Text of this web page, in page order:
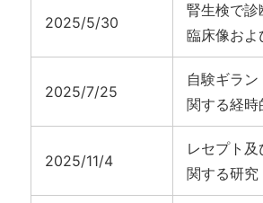
2025/5/30
腎生検で診
臨床像およ
2025/7/25
自験ギラ
関する経時
2025/11/4
レセプト
関する研究